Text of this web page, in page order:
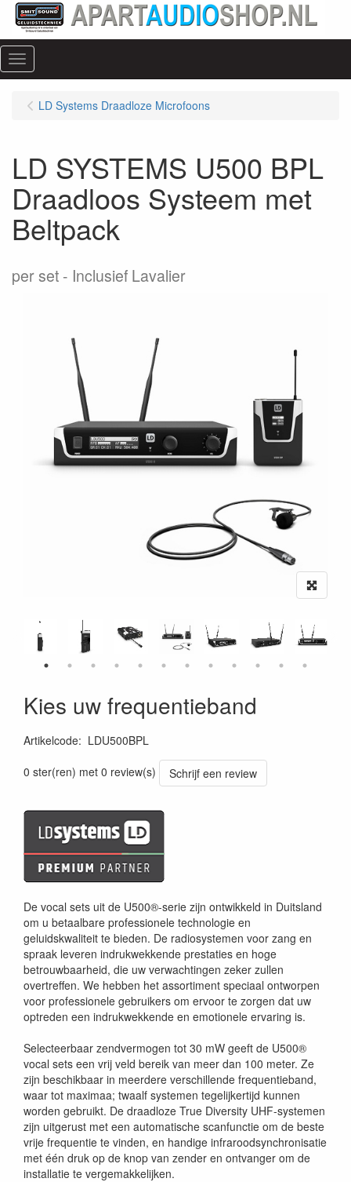
Menu
LD Systems Draadloze Microfoons
LD SYSTEMS U500 BPL
Draadloos Systeem met
Beltpack
per set Inclusief Lavalier
Kies uw frequentieband
Artikelcode: LDU500BPL
0 ster(ren) met 0 review(s)
Schrijf een review
De vocal sets uit de U500®-serie zijn ontwikkeld in Duitsland
om u betaalbare professionele technologie en
geluidskwaliteit te bieden. De radiosystemen voor zang en
spraak leveren indrukwekkende prestaties en hoge
betrouwbaarheid, die uw verwachtingen zeker zullen
overtreffen. We hebben het assortiment speciaal ontworpen
voor professionele gebruikers om ervoor te zorgen dat uw
optreden een indrukwekkende en emotionele ervaring is.
Selecteerbaar zendvermogen tot 30 mW geeft de U500®
vocal sets een vrij veld bereik van meer dan 100 meter. Ze
zijn beschikbaar in meerdere verschillende frequentieband,
waar tot maximaa; twaalf systemen tegelijkertijd kunnen
worden gebruikt. De draadloze True Diversity UHF-systemen
zijn uitgerust met een automatische scanfunctie om de beste
vrije frequentie te vinden, en handige infraroodsynchronisatie
met één druk op de knop van zender en ontvanger om de
installatie te vergemakkelijken.